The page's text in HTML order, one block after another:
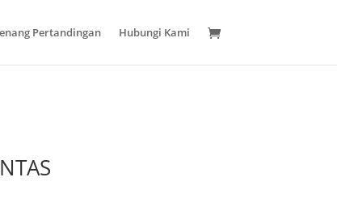
Pertandingan Hubungi Kami